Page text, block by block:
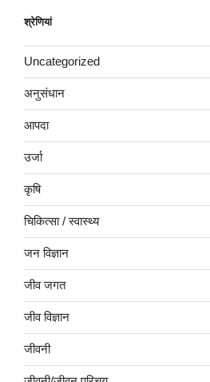
श्रेणियां
Uncategorized
अनुसंधान
आपदा
उर्जा
कृषि
चिकित्सा / स्वास्थ्य
जन विज्ञान
जीव जगत
जीव विज्ञान
जीवनी